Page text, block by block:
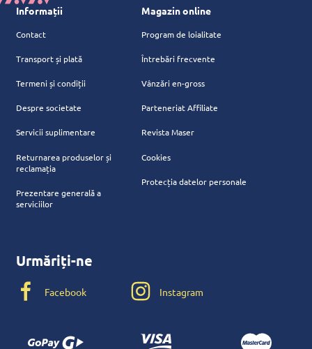
Informații
Contact
Transport și plată
Termeni și condiții
Despre societate
Servicii suplimentare
Returnarea produselor și
reclamația
Prezentare generală a
serviciilor
Magazin online
Program de loialitate
Întrebări frecvente
Vânzări en-gross
Parteneriat Affiliate
Revista Maser
Cookies
Protecția datelor personale
Urmăriți-ne
Facebook Instagram